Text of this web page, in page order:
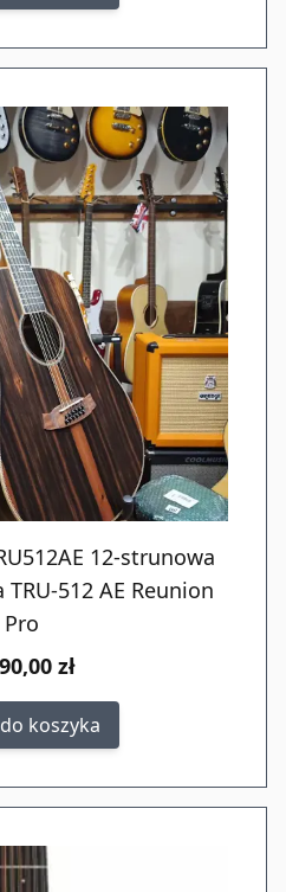
12-strunowa
512 AE Reunion
Pro
zł
koszyka